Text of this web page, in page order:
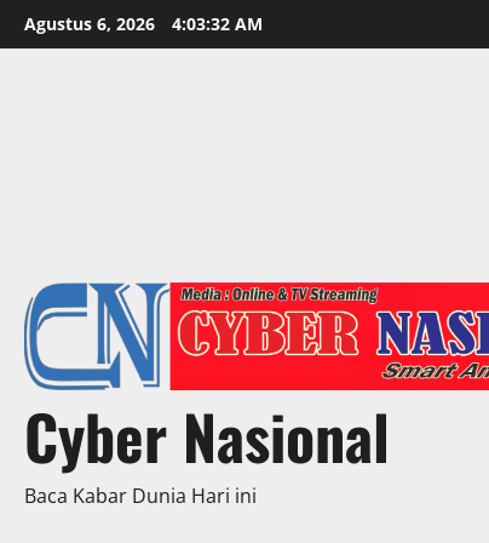
Skip
to
Agustus 6, 2026 4:03:34 AM
Cyber Nasional
Baca Kabar Dunia Hari ini